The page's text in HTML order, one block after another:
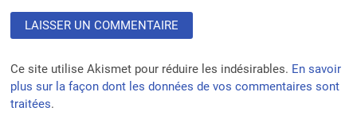
Ce site utilise Akismet pour réduire les indésirables. En savoir
plus sur la façon dont les données de vos commentaires sont
traitées.